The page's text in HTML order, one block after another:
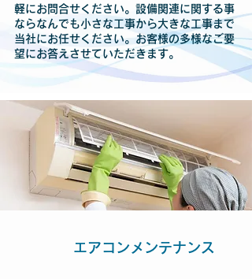
軽にお問合せください。設備関連に関する事
ならなんでも小さな工事から大きな工事まで
当社にお任せください。お客様の多様なご要
望にお答えさせていただきます。
エアコンメンテナンス